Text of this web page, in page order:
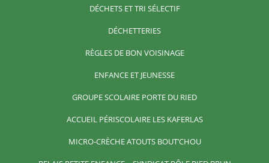
DÉCHETS ET TRI SÉLECTIF
DÉCHETTERIES
RÈGLES DE BON VOISINAGE
ENFANCE ET JEUNESSE
GROUPE SCOLAIRE PORTE DU RIED
ACCUEIL PÉRISCOLAIRE LES KAFERLAS
MICRO-CRÈCHE ATOUTS BOUT’CHOU